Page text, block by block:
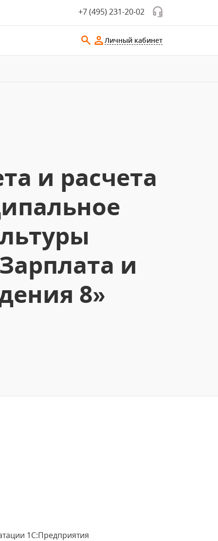
+7 (495) 231-20-02
Личный кабинет
и расчета
и
8»
1С:Предприятия